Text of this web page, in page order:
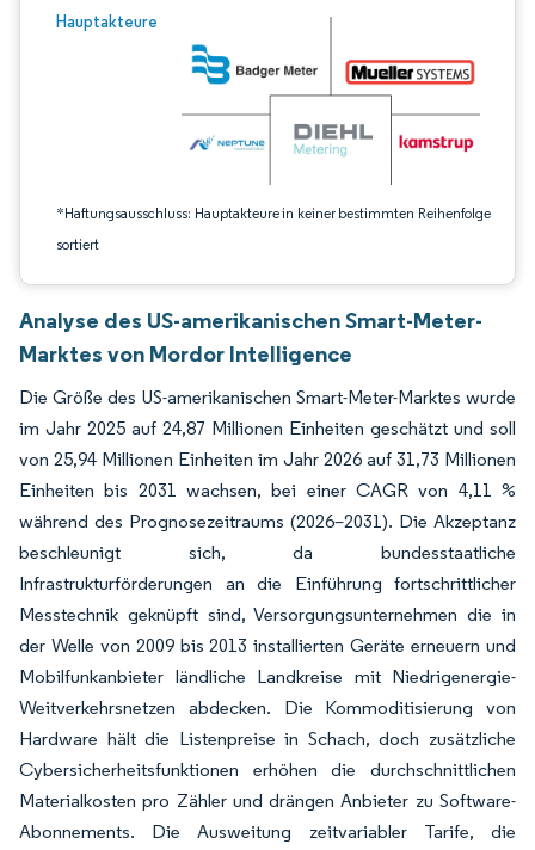
Hauptakteure
*Haftungsausschluss: Hauptakteure in keiner bestimmten Reihenfolge
sortiert
Bild © Mordor Intelligence. Wiederverwendung erfordert Namensnennung
Analyse des US-amerikanischen Smart-Meter-
Marktes von Mordor Intelligence
Die Größe des US-amerikanischen Smart-Meter-Marktes wurde
im Jahr 2025 auf 24,87 Millionen Einheiten geschätzt und soll
von 25,94 Millionen Einheiten im Jahr 2026 auf 31,73 Millionen
Einheiten bis 2031 wachsen, bei einer CAGR von 4,11 %
während des Prognosezeitraums (2026–2031). Die Akzeptanz
beschleunigt sich, da bundesstaatliche
Infrastrukturförderungen an die Einführung fortschrittlicher
Messtechnik geknüpft sind, Versorgungsunternehmen die in
der Welle von 2009 bis 2013 installierten Geräte erneuern und
Mobilfunkanbieter ländliche Landkreise mit Niedrigenergie-
Weitverkehrsnetzen abdecken. Die Kommoditisierung von
Hardware hält die Listenpreise in Schach, doch zusätzliche
Cybersicherheitsfunktionen erhöhen die durchschnittlichen
Materialkosten pro Zähler und drängen Anbieter zu Software-
Abonnements. Die Ausweitung zeitvariabler Tarife, die